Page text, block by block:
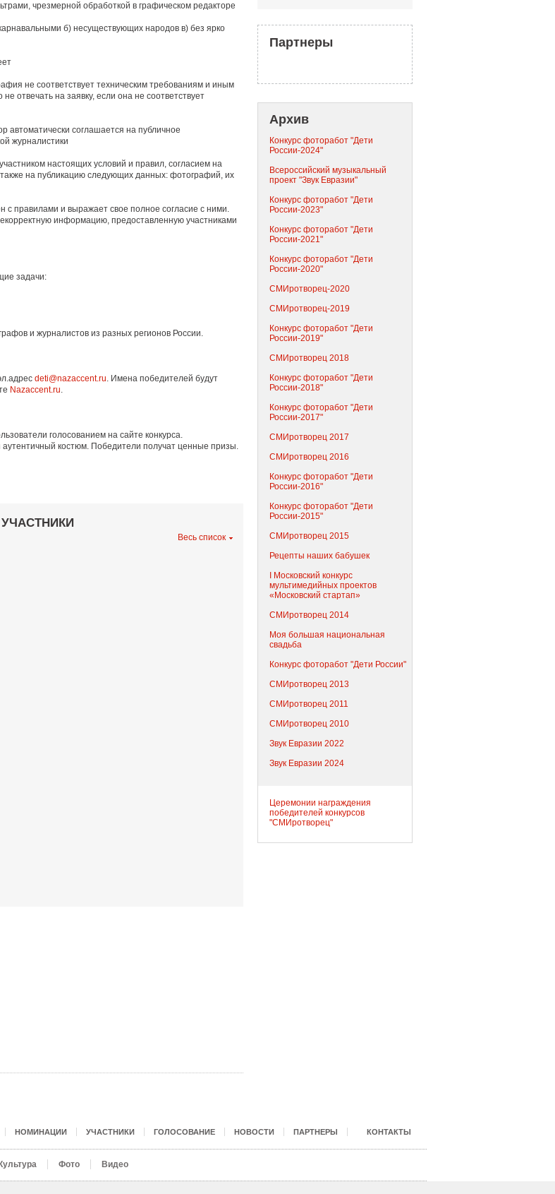
чрезмерной обработкой в графическом редакторе
б) несуществующих народов в) без ярко
не соответствует техническим требованиям и иным
отвечать на заявку, если она не соответствует
автоматически соглашается на публичное
журналистики
настоящих условий и правил, согласием на
на публикацию следующих данных: фотографий, их
с правилами и выражает свое полное согласие с ними.
информацию, предоставленную участниками
задачи:
и журналистов из разных регионов России.
deti@nazaccent.ru. Имена победителей будут
Nazaccent.ru.
голосованием на сайте конкурса.
костюм. Победители получат ценные призы.
УЧАСТНИКИ
Весь список
Партнеры
Архив
Конкурс фоторабот "Дети
России-2024"
Всероссийский музыкальный
проект "Звук Евразии"
Конкурс фоторабот "Дети
России-2023"
Конкурс фоторабот "Дети
России-2021"
Конкурс фоторабот "Дети
России-2020"
СМИротворец-2020
СМИротворец-2019
Конкурс фоторабот "Дети
России-2019"
СМИротворец 2018
Конкурс фоторабот "Дети
России-2018"
Конкурс фоторабот "Дети
России-2017"
СМИротворец 2017
СМИротворец 2016
Конкурс фоторабот "Дети
России-2016"
Конкурс фоторабот "Дети
России-2015"
СМИротворец 2015
Рецепты наших бабушек
I Московский конкурс
мультимедийных проектов
«Московский стартап»
СМИротворец 2014
Моя большая национальная
свадьба
Конкурс фоторабот "Дети России"
СМИротворец 2013
СМИротворец 2011
СМИротворец 2010
Звук Евразии 2022
Звук Евразии 2024
Церемонии награждения
победителей конкурсов
"СМИротворец"
НОМИНАЦИИ УЧАСТНИКИ ГОЛОСОВАНИЕ НОВОСТИ ПАРТНЕРЫ КОНТАКТЫ
Культура Фото Видео